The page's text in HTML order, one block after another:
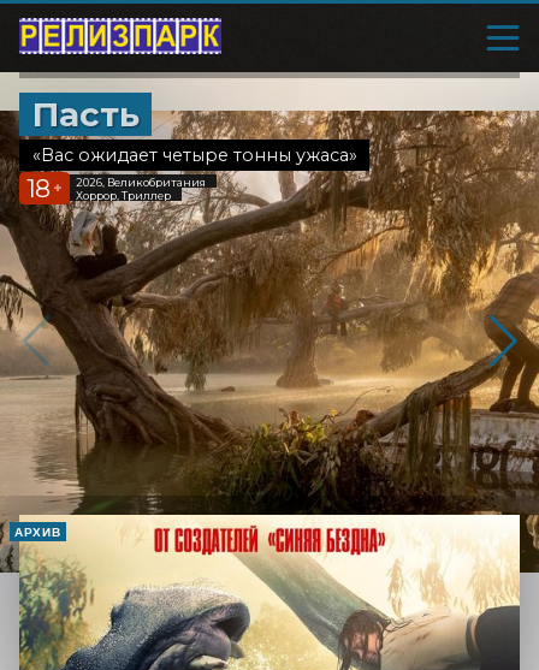
Пасть
«Вас ожидает четыре тонны ужаса»
18 +
2026, Великобритания
Хоррор, Триллер
АРХИВ